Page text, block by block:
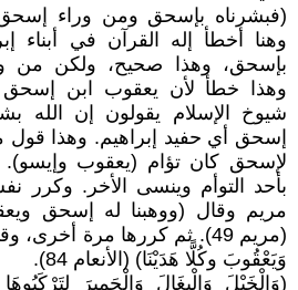
وهنا أخطأ إله القرآن في أبناء
بإسحق، وهذا صحيح، ولكن من
وهذا خطأ لأن يعقوب ابن إسحق
شيوخ الإسلام يقولون إن الله
إسحق أي حفيد إبراهيم. وهذا قول
لإسحق كان تؤام (يعقوب وإيسو).
بأحد التوأم وينسى الأخر.
مريم وقال (ووهبنا له إسحق
(مريم 49). ثم كررها مرة
وَيَعْقُوبَ وكُلًّا هَدَيْنَا) (الأنعام 84).
(وَالْخَيْلَ وَالْبِغَالَ وَالْحَمِيرَ